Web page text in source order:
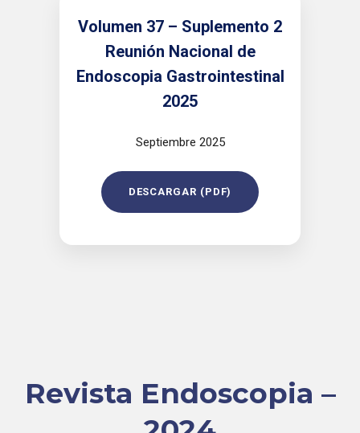
Volumen 37 – Suplemento 2
Reunión Nacional de
Endoscopia Gastrointestinal
2025
Septiembre 2025
DESCARGAR (PDF)
Revista Endoscopia –